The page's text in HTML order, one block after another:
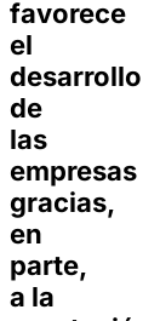
favorece
el
desarrollo
de
las
empresas
gracias,
en
parte,
a la